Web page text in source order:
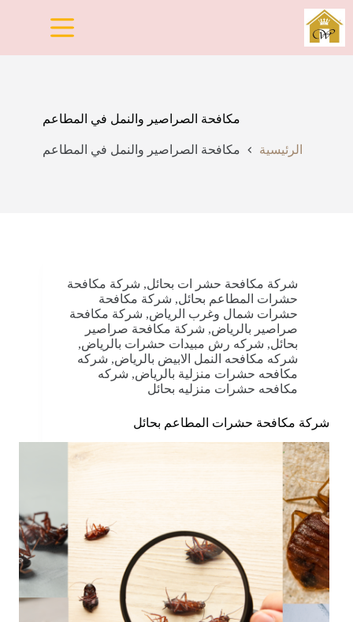
التجاوز
إلى
المحتوى
مكافحة الصراصير والنمل في المطاعم
الرئيسية مكافحة الصراصير والنمل في المطاعم
شركة مكافحة حشر ات بحائل, شركة مكافحة
حشرات المطاعم بحائل, شركة مكافحة
حشرات شمال وغرب الرياض, شركة مكافحة
صراصير بالرياض, شركة مكافحة صراصير
بحائل, شركه رش مبيدات حشرات بالرياض,
شركه مكافحه النمل الابيض بالرياض, شركه
مكافحه حشرات منزلية بالرياض, شركه
مكافحه حشرات منزليه بحائل
شركة مكافحة حشرات المطاعم بحائل